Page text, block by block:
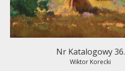
Nr Katalogowy 36.
Wiktor Korecki